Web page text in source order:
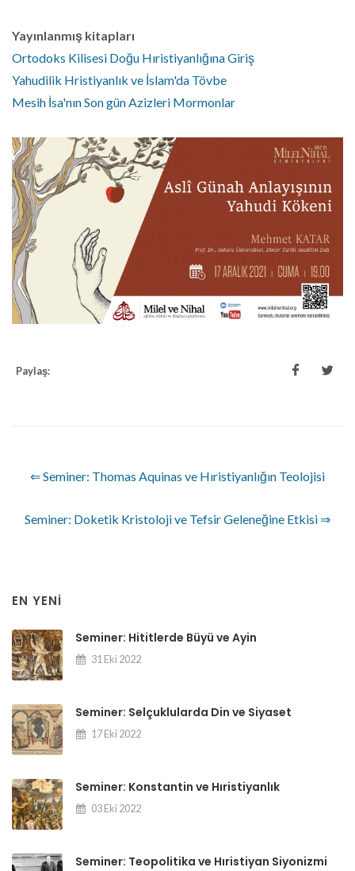
Yayınlanmış kitapları
Ortodoks Kilisesi Doğu Hıristiyanlığına Giriş
Yahudilik Hristiyanlık ve İslam'da Tövbe
Mesih İsa'nın Son gün Azizleri Mormonlar
Paylaş:
⇐ Seminer: Thomas Aquinas ve Hıristiyanlığın Teolojisi
Seminer: Doketik Kristoloji ve Tefsir Geleneğine Etkisi ⇒
EN YENI
Seminer: Hititlerde Büyü ve Ayin
31 Eki 2022
Seminer: Selçuklularda Din ve Siyaset
17 Eki 2022
Seminer: Konstantin ve Hıristiyanlık
03 Eki 2022
Seminer: Teopolitika ve Hıristiyan Siyonizmi